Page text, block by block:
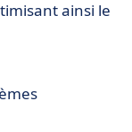
ainsi le